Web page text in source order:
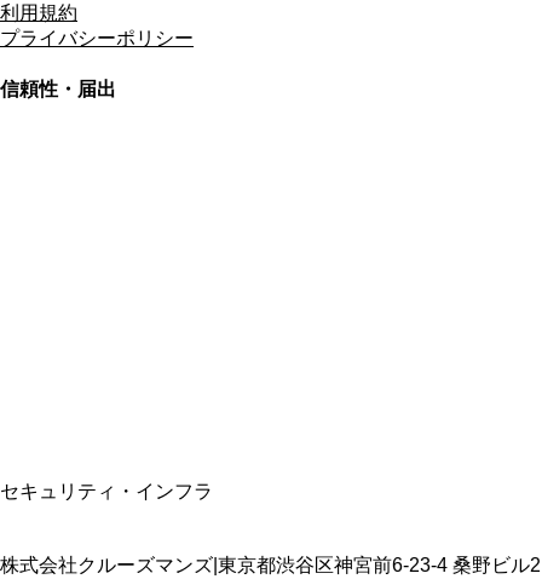
利用規約
プライバシーポリシー
信頼性・届出
セキュリティ・インフラ
株式会社クルーズマンズ 東京都渋谷区神宮前6-23-4 桑野ビル2